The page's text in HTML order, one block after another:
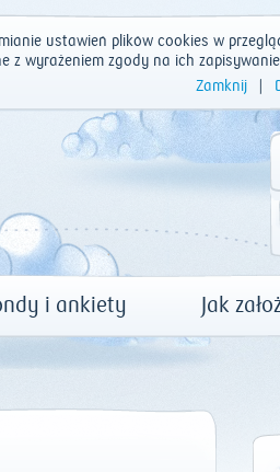
ustawień plików cookies w
z wyrażeniem zgody na ich
Zamknij
i ankiety Jak